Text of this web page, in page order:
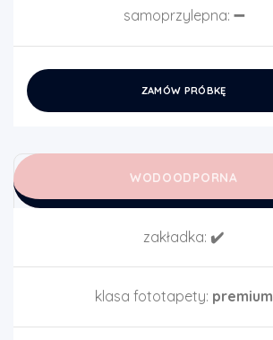
samoprzylepna: ➖
ZAMÓW PRÓBKĘ
WODOODPORNA
zakładka: ✔️
klasa fototapety: premium